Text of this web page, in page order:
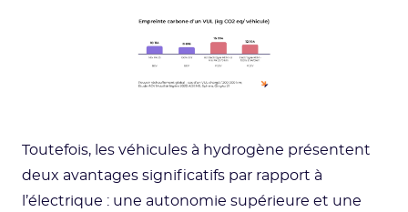
Toutefois, les véhicules à hydrogène présentent
deux avantages significatifs par rapport à
l’électrique : une autonomie supérieure et une